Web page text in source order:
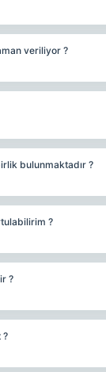
veriliyor ?
bulunmaktadır ?
?
?
?